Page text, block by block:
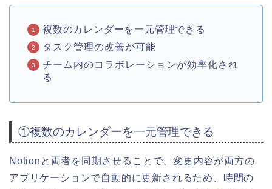
複数のカレンダーを一元管理できる
タスク管理の改善が可能
チーム内のコラボレーションが効率化され
る
①複数のカレンダーを一元管理できる
Notionと両者を同期させることで、変更内容が両方の
アプリケーションで自動的に更新されるため、時間の